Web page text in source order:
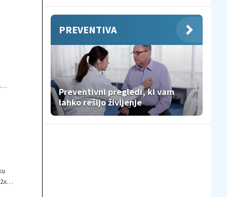
PREVENTIVA
Preventivni pregledi, ki vam
lahko rešijo življenje